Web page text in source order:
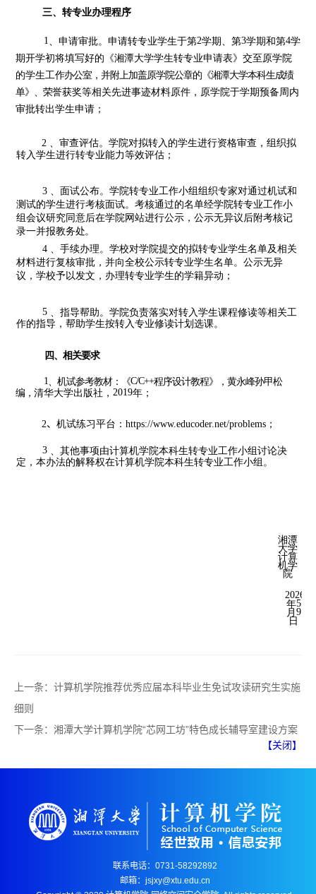
三、转专业办理程序
1、申请审批。申请转专业学生于第2学期、第3学期和第4学
期开学初将填写好的《湘潭大学学生转专业申请表》交至原学院
的学生工作办公室，并附上加盖原学院公章的《湘潭大学本科生成绩
单》、荣誉获奖等相关先进事迹材料原件，原学院于学期预备周内
审批转出学生申请；
2 、审查评估。学院对拟转入的学生进行资格审查，组织拟
转入学生进行转专业能力等效评估；
3 、面试公布。学院转专业工作小组组织专家对通过机试和
测试的学生进行考核面试。考核通过的名单经学院转专业工作小
组会议研究同意后在学院网站进行公示，公示无异议后附考核记
录一并报教务处。
4 、手续办理。学校对学院提交的拟转专业学生名单及相关
材料进行复核审批，并向全校公示转专业学生名单。公示无异
议，学校予以发文，办理转专业学生的学籍异动；
5 、指导帮助。学院负责落实对转入学生课程修读等相关工
作的指导，帮助学生按转入专业修读计划选课。
四、相关要求
1、机试参考教材：《C/C++程序设计教程》，黄永峰孙甲松
编， 清华大学出版社， 2019年；
2、 机试练习平台： https://www.educoder.net/problems ；
3 、其他事项由计算机学院本科生转专业工作小组讨论决
定，本办法的解释权在计算机学院本科生转专业工作小组。
湘潭
大学
计算
机学
院
2026
年5
月 9
日
上一条： 计算机学院推荐优秀应届本科毕业生免试攻读研究生实施
细则
下一条： 湘潭大学计算机学院“芯网工坊”特色成长辅导室建设方案
【关闭】
联系电话：0731-58292892
邮箱：jsjxy@xtu.edu.cn